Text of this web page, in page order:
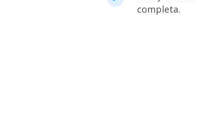
completa.